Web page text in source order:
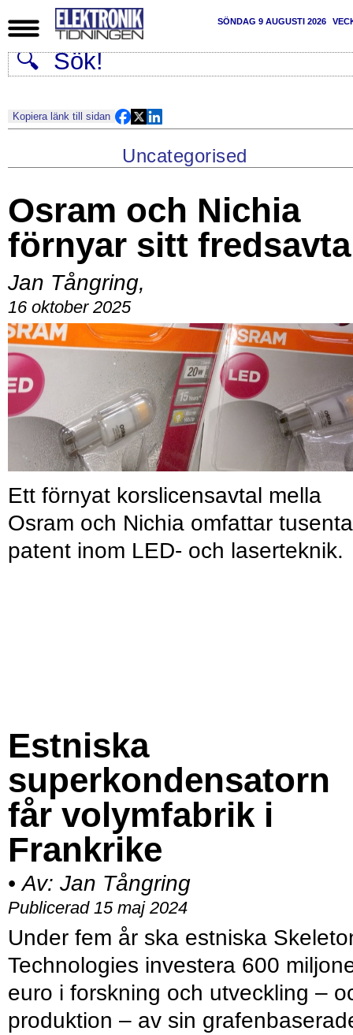
SÖNDAG 9 AUGUSTI 2026
Kopiera länk till sidan
Uncategorised
Osram och Nichia
förnyar sitt
Jan Tångring,
16 oktober 2025
Ett förnyat korslicensavtal mella
Osram och Nichia omfattar
patent inom LED- och laserteknik.
Estniska
superkondensatorn
får volymfabrik i
Frankrike
• Av: Jan Tångring
Publicerad 15 maj 2024
Under fem år ska estniska
Technologies investera 600
euro i forskning och utveckling –
produktion – av sin